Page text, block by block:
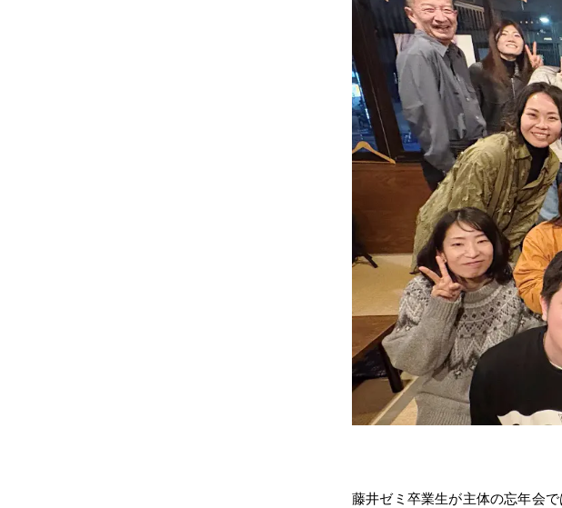
藤井ゼミ卒業生が主体の忘年会